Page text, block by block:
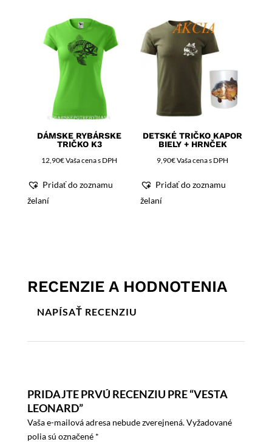
DÁMSKE RYBÁRSKE
TRIČKO K3
12,90€Vaša cena s DPH
Pridať do zoznamu
želaní
DETSKÉ TRIČKO KAPOR
BIELY + HRNČEK
9,90€Vaša cena s DPH
Pridať do zoznamu
želaní
RECENZIE A HODNOTENIA
NAPÍSAŤ RECENZIU
PRIDAJTE PRVÚ RECENZIU PRE “VESTA
LEONARD”
Vaša e-mailová adresa nebude zverejnená.Vyžadované
polia sú označené *